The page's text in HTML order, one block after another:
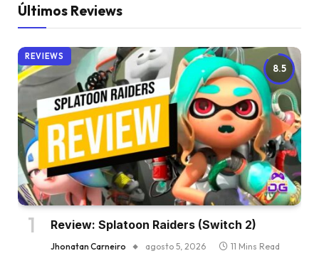
Últimos Reviews
8.5
REVIEWS
Review: Splatoon Raiders (Switch 2)
Jhonatan Carneiro agosto 5, 2026 11 Mins Read